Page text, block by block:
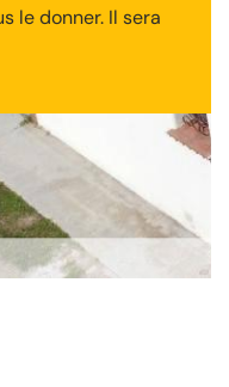
le donner. Il sera